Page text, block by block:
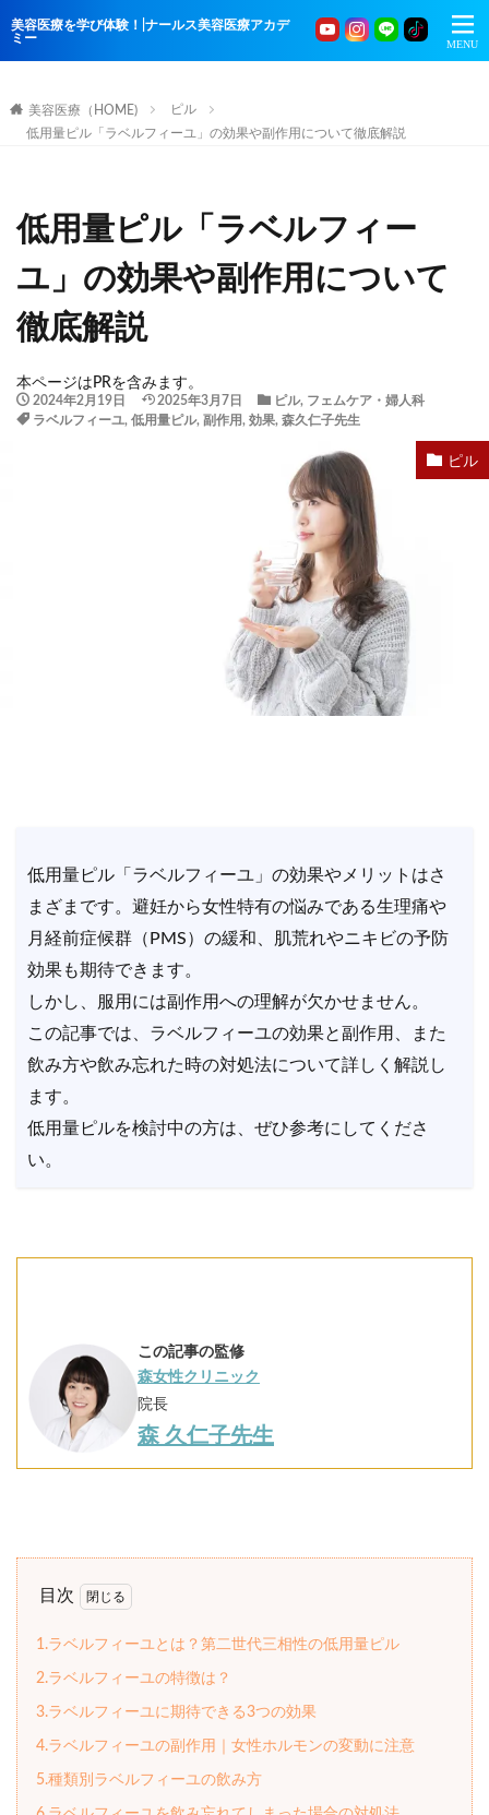
美容医療を学び体験！|ナールス美容医療アカデ
ミー
美容医療（HOME)
ピル
低用量ピル「ラベルフィーユ」の効果や副作用について徹底解説
低用量ピル「ラベルフィー
ユ」の効果や副作用について
徹底解説
本ページはPRを含みます。
2024年2月19日 2025年3月7日 ピル, フェムケア・婦人科
ラベルフィーユ, 低用量ピル, 副作用, 効果, 森久仁子先生
ピル
低用量ピル「ラベルフィーユ」の効果やメリットはさ
まざまです。避妊から女性特有の悩みである生理痛や
月経前症候群（PMS）の緩和、肌荒れやニキビの予防
効果も期待できます。
しかし、服用には副作用への理解が欠かせません。
この記事では、ラベルフィーユの効果と副作用、また
飲み方や飲み忘れた時の対処法について詳しく解説し
ます。
低用量ピルを検討中の方は、ぜひ参考にしてくださ
い。
この記事の監修
森女性クリニック
院長
森 久仁子先生
目次
1.ラベルフィーユとは？第二世代三相性の低用量ピル
2.ラベルフィーユの特徴は？
3.ラベルフィーユに期待できる3つの効果
4.ラベルフィーユの副作用｜女性ホルモンの変動に注意
5.種類別ラベルフィーユの飲み方